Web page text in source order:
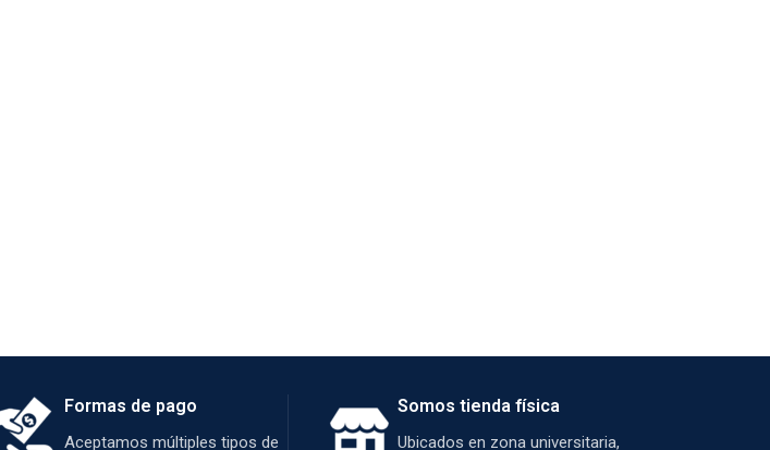
Formas de pago
Aceptamos múltiples tipos de
Somos tienda física
Ubicados en zona universitaria,